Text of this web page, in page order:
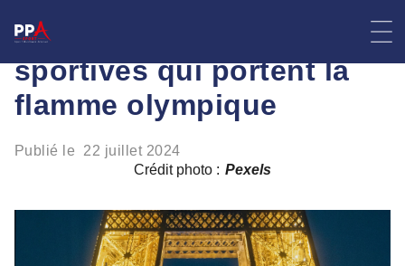
Les grandes stars
sportives qui portent la
flamme olympique
Publié le 22 juillet 2024
Crédit photo : Pexels